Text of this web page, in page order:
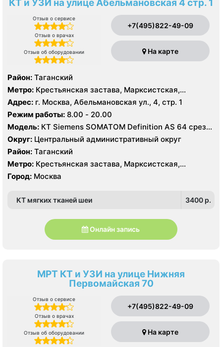
КТ и УЗИ на улице Абельмановская 4 стр. 1
Отзыв о сервисе
Отзыв о врачах
Отзыв об оборудовании
+7(495)822-49-09
На карте
Район: Таганский
Метро: Крестьянская застава, Марксистская,
Пролетарская
Адрес: г. Москва, Абельмановская ул., 4, стр. 1
Режим работы: 8.00 - 20.00
Модель: КТ Siemens SOMATOM Definition AS 64 среза,
УЗИ GE Voluson730 Pro, Philips iE33, GE Voluson730
Expert
Округ: Центральный административный округ
Район: Таганский
Метро: Крестьянская застава, Марксистская,
Пролетарская
Город: Москва
КТ мягких тканей шеи 3400 p.
Онлайн запись
МРТ КТ и УЗИ на улице Нижняя
Первомайская 70
Отзыв о сервисе
Отзыв о врачах
Отзыв об оборудовании
+7(495)822-49-09
На карте